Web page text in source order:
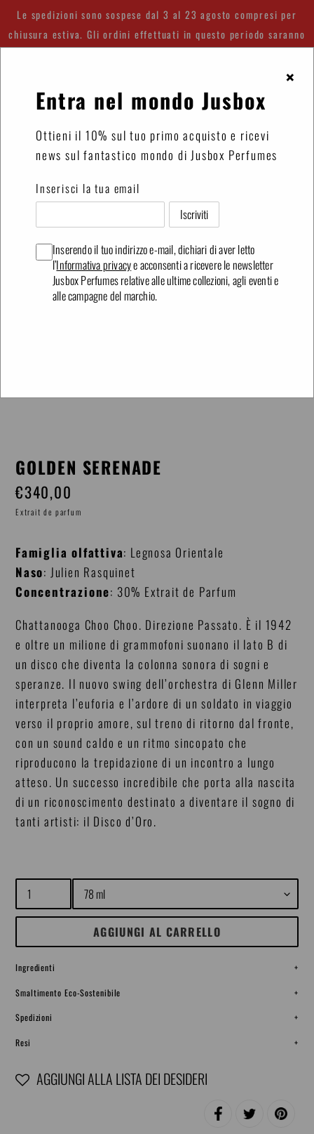
direttamente
ai
Le spedizioni sono sospese dal 3 al 23 agosto compresi per
chiusura estiva. Gli ordini effettuati in questo periodo saranno
AccediCarrello
GOLDEN SERENADE
di
€340,00
Extrait de parfum
Famiglia olfattiva: Legnosa Orientale
Naso: Julien Rasquinet
Concentrazione: 30% Extrait de Parfum
Chattanooga Choo Choo. Direzione Passato. È il 1942
e oltre un milione di grammofoni suonano il lato B di
un disco che diventa la colonna sonora di sogni e
speranze. Il nuovo swing dell’orchestra di Glenn Miller
interpreta l’euforia e l’ardore di un soldato in viaggio
verso il proprio amore, sul treno di ritorno dal fronte,
con un sound caldo e un ritmo sincopato che
riproducono la trepidazione di un incontro a lungo
atteso. Un successo incredibile che porta alla nascita
di un riconoscimento destinato a diventare il sogno di
tanti artisti: il Disco d’Oro.
Quantità Size
AGGIUNGI AL CARRELLO
Ingredienti +
Smaltimento Eco-Sostenibile +
Spedizioni +
Resi +
AGGIUNGI ALLA LISTA DEI DESIDERI
CONDIVIDITWITTA PINNA
×
Entra nel mondo Jusbox
Ottieni il 10% sul tuo primo acquisto e ricevi
news sul fantastico mondo di Jusbox Perfumes
Inserisci la tua email
Inserendo il tuo indirizzo e-mail, dichiari di aver letto
l’Informativa privacye acconsenti a ricevere le newsletter
Jusbox Perfumes relative alle ultime collezioni, agli eventi e
alle campagne del marchio.